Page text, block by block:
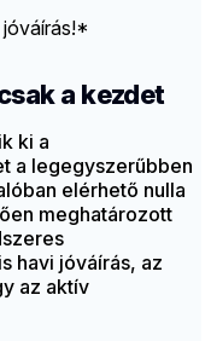
jóváírás!*
a kezdet
ki a
a legegyszerűbben
elérhető nulla
meghatározott
havi jóváírás, az
az aktív